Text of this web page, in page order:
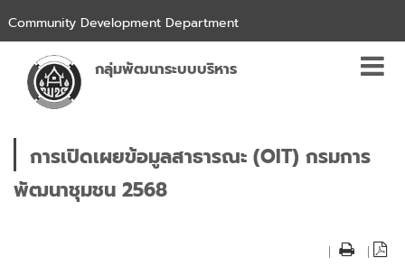
Community Development Department
กลุ่มพัฒนาระบบบริหาร
การเปิดเผยข้อมูลสาธารณะ (OIT) กรมการ
พัฒนาชุมชน 2568
| |